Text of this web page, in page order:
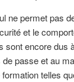
ne permet pas
et le
sont encore dus
passe et au
telles